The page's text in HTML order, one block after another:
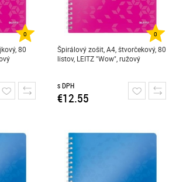
0
80
0
Špirálový zošit, A4, štvorčekový, 80
listov, LEITZ "Wow", ružový
s DPH
€12.55